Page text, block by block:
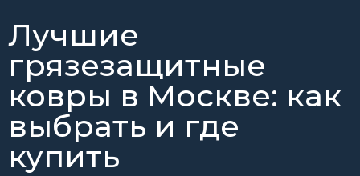
Лучшие
грязезащитные
ковры в Москве: как
выбрать и где
купить